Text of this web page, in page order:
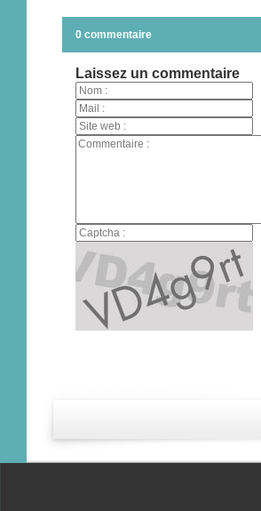
0 commentaire
Laissez un commentaire